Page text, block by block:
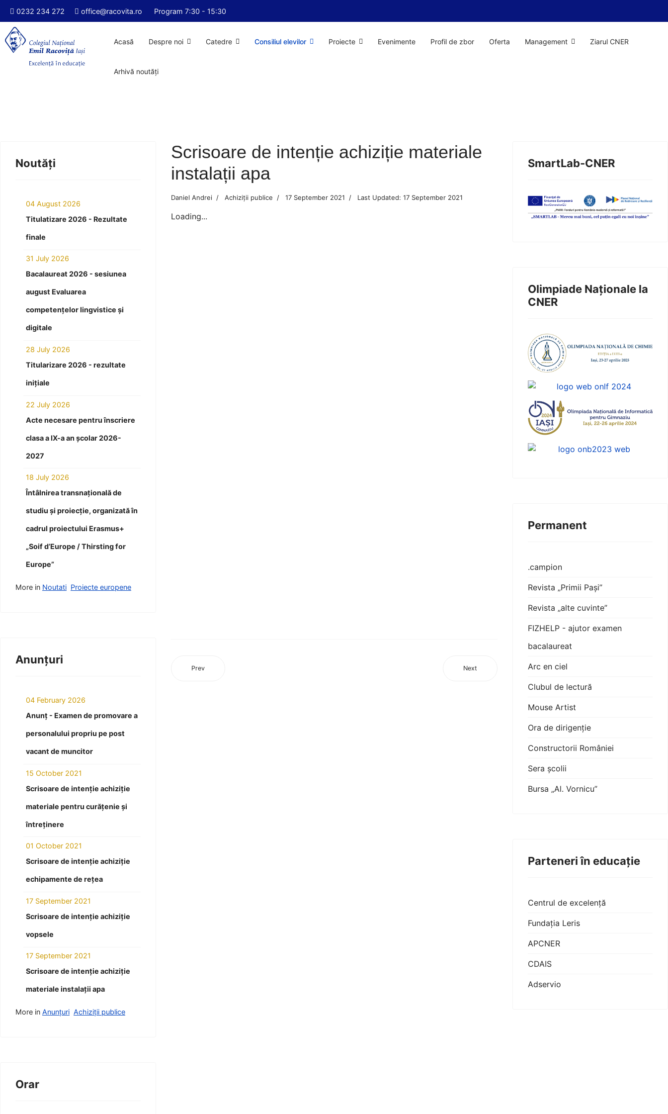
0232 234 272 office@racovita.ro Program 7:30 - 15:30
Acasă Despre noi Catedre Consiliul elevilor Proiecte Evenimente Profil de zbor Oferta Management Ziarul CNER
Arhivă noutăți
Noutăți
04 August 2026
Titulatizare 2026 - Rezultate
finale
31 July 2026
Bacalaureat 2026 - sesiunea
august Evaluarea
competențelor lingvistice și
digitale
28 July 2026
Titularizare 2026 - rezultate
inițiale
22 July 2026
Acte necesare pentru înscriere
clasa a IX-a an școlar 2026-
2027
18 July 2026
Întâlnirea transnațională de
studiu și proiecție, organizată în
cadrul proiectului Erasmus+
„Soif d’Europe / Thirsting for
Europe”
More in Noutati Proiecte europene
Anunțuri
04 February 2026
Anunț - Examen de promovare a
personalului propriu pe post
vacant de muncitor
15 October 2021
Scrisoare de intenție achiziție
materiale pentru curățenie și
întreținere
01 October 2021
Scrisoare de intenție achiziție
echipamente de rețea
17 September 2021
Scrisoare de intenție achiziție
vopsele
17 September 2021
Scrisoare de intenție achiziție
materiale instalații apa
More in Anunțuri Achiziții publice
Orar
Scrisoare de intenție achiziție materiale
instalații apa
Daniel Andrei Achiziții publice 17 September 2021 Last Updated: 17 September 2021
Loading...
Prev Next
SmartLab-CNER
Olimpiade Naționale la
CNER
Permanent
.campion
Revista „Primii Pași”
Revista „alte cuvinte”
FIZHELP - ajutor examen
bacalaureat
Arc en ciel
Clubul de lectură
Mouse Artist
Ora de dirigenție
Constructorii României
Sera școlii
Bursa „Al. Vornicu”
Parteneri în educație
Centrul de excelență
Fundația Leris
APCNER
CDAIS
Adservio